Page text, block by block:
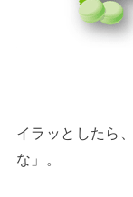
イラッとしたら
な」。